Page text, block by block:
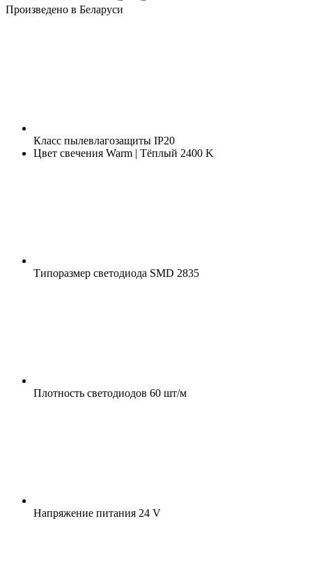
Произведено в Беларуси
Класс пылевлагозащиты IP20
Цвет свечения Warm | Тёплый 2400 K
Типоразмер светодиода SMD 2835
Плотность светодиодов 60 шт/м
Напряжение питания 24 V